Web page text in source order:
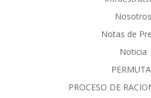
Nosotros
Notas de
Noticia
PROCESO DE